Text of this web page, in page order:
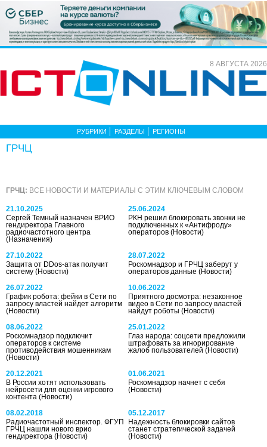
8 АВГУСТА 2026
РУБРИКИ РАЗДЕЛЫ РЕГИОНЫ
ГРЧЦ
ГРЧЦ: ВСЕ НОВОСТИ И МАТЕРИАЛЫ С ЭТИМ КЛЮЧЕВЫМ СЛОВОМ
21.10.2025
Сергей Темный назначен ВРИО
гендиректора Главного
радиочастотного центра
(Назначения)
25.06.2024
РКН решил блокировать звонки не
подключенных к «Антифроду»
операторов(Новости)
27.10.2022
Защита от DDos-атак получит
систему (Новости)
28.07.2022
Роскомнадзор и ГРЧЦ заберут у
операторов данные(Новости)
26.07.2022
График робота: фейки в Сети по
запросу властей найдет алгоритм
(Новости)
10.06.2022
Приятного досмотра: незаконное
видео в Сети по запросу властей
найдут роботы(Новости)
08.06.2022
Роскомнадзор подключит
операторов к системе
противодействия мошенникам
(Новости)
25.01.2022
Глаз народа: соцсети предложили
штрафовать за игнорирование
жалоб пользователей(Новости)
20.12.2021
В России хотят использовать
нейросети для оценки игрового
контента (Новости)
01.06.2021
Роскомнадзор начнет с себя
(Новости)
08.02.2018
Радиочастотный инспектор. ФГУП
ГРЧЦ нашли нового врио
гендиректора (Новости)
05.12.2017
Надежность блокировки сайтов
станет стратегической задачей
(Новости)